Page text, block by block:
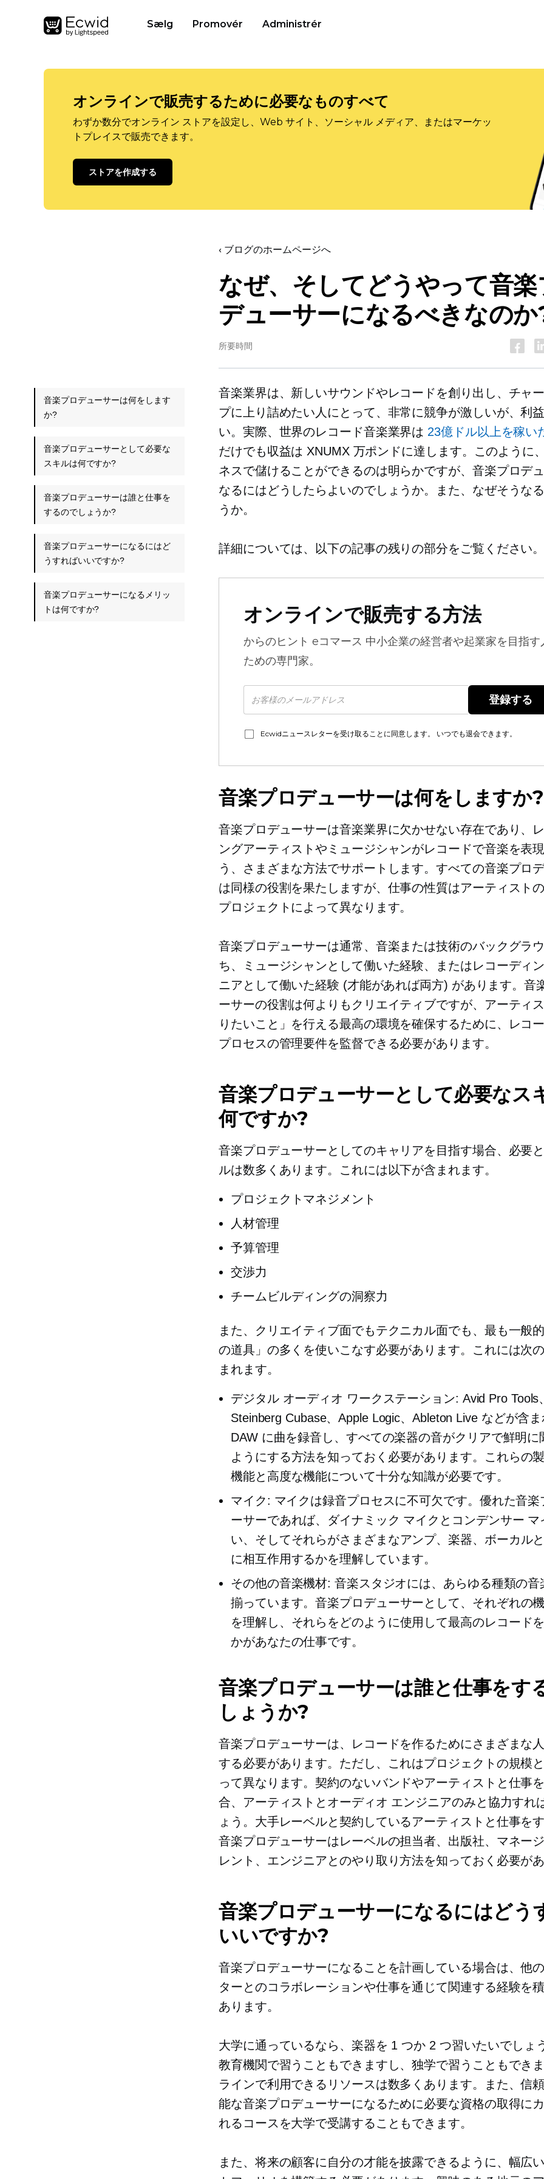
Sælg Promovér Administrér
オンラインで販売するために必要なものすべて
わずか数分でオンライン ストアを設定し、Web サイト、ソーシャル メディア、またはマーケッ
トプレイスで販売できます。
ストアを作成する
‹ ブログのホームページへ
なぜ、そしてどうやって音
デューサーになるべきなのか
所要時間
音楽業界は、新しいサウンドやレコードを創り出し、チャ
プに上り詰めたい人にとって、非常に競争が激しいが、利
い。実際、世界のレコード音楽業界は 23億ドル以上を稼い
だけでも収益は XNUMX 万ポンドに達します。このように
ネスで儲けることができるのは明らかですが、音楽プロデ
なるにはどうしたらよいのでしょうか。また、なぜそうな
うか。
詳細については、以下の記事の残りの部分をご覧ください
オンラインで販売する方法
からのヒント eコマース 中小企業の経営者や起業家を目指す
ための専門家。
Ecwidニュースレターを受け取ることに同意します。 いつでも退会できます。
音楽プロデューサーは何をしますか?
音楽プロデューサーは音楽業界に欠かせない存在であり、
ングアーティストやミュージシャンがレコードで音楽を表
う、さまざまな方法でサポートします。すべての音楽プロ
は同様の役割を果たしますが、仕事の性質はアーティスト
プロジェクトによって異なります。
音楽プロデューサーは通常、音楽または技術のバックグラ
ち、ミュージシャンとして働いた経験、またはレコーディ
ニアとして働いた経験 (才能があれば両方) があります。音
ーサーの役割は何よりもクリエイティブですが、アーティ
りたいこと」を行える最高の環境を確保するために、レコ
プロセスの管理要件を監督できる必要があります。
音楽プロデューサーとして必要なス
何ですか?
音楽プロデューサーとしてのキャリアを目指す場合、必要
ルは数多くあります。これには以下が含まれます。
プロジェクトマネジメント
人材管理
予算管理
交渉力
チームビルディングの洞察力
また、クリエイティブ面でもテクニカル面でも、最も一般
の道具」の多くを使いこなす必要があります。これには次
まれます。
デジタル オーディオ ワークステーション: Avid Pro Tools
Steinberg Cubase、Apple Logic、Ableton Live などが含
DAW に曲を録音し、すべての楽器の音がクリアで鮮明に
ようにする方法を知っておく必要があります。これらの
機能と高度な機能について十分な知識が必要です。
マイク: マイクは録音プロセスに不可欠です。優れた音楽
ーサーであれば、ダイナミック マイクとコンデンサー マ
い、そしてそれらがさまざまなアンプ、楽器、ボーカル
に相互作用するかを理解しています。
その他の音楽機材: 音楽スタジオには、あらゆる種類の音
揃っています。音楽プロデューサーとして、それぞれの
を理解し、それらをどのように使用して最高のレコード
かがあなたの仕事です。
音楽プロデューサーは誰と仕事をす
しょうか?
音楽プロデューサーは、レコードを作るためにさまざまな
する必要があります。ただし、これはプロジェクトの規模
って異なります。契約のないバンドやアーティストと仕事
合、アーティストとオーディオ エンジニアのみと協力すれ
ょう。大手レーベルと契約しているアーティストと仕事を
音楽プロデューサーはレーベルの担当者、出版社、マネー
レント、エンジニアとのやり取り方法を知っておく必要が
音楽プロデューサーになるにはどう
いいですか?
音楽プロデューサーになることを計画している場合は、他
ターとのコラボレーションや仕事を通じて関連する経験を
あります。
大学に通っているなら、楽器を 1 つか 2 つ習いたいでしょ
教育機関で習うこともできますし、独学で習うこともでき
ラインで利用できるリソースは数多くあります。また、信
能な音楽プロデューサーになるために必要な資格の取得に
れるコースを大学で受講することもできます。
また、将来の顧客に自分の才能を披露できるように、幅広
音楽プロデューサーは何をします
か?
音楽プロデューサーとして必要な
スキルは何ですか?
音楽プロデューサーは誰と仕事を
するのでしょうか?
音楽プロデューサーになるにはど
うすればいいですか?
音楽プロデューサーになるメリッ
トは何ですか?